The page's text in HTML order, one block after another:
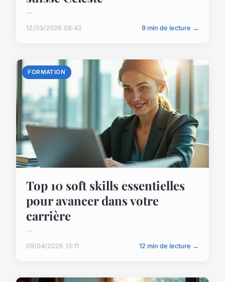
...
12/03/2026 08:42 9 min de lecture →
FORMATION
Top 10 soft skills essentielles
pour avancer dans votre
carrière
...
09/04/2026 13:11 12 min de lecture →